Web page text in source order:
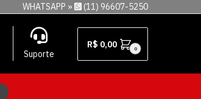
WHATSAPP » (11) 96607-5250
Suporte
R$ 0,00 0